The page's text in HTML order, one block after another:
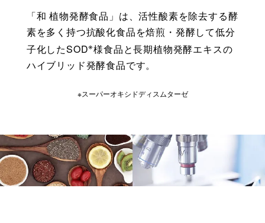
「和 植物発酵食品」は、活性酸素を除去する酵
素を多く持つ抗酸化食品を焙煎・発酵して低分
子化したSOD※様食品と長期植物発酵エキスの
ハイブリッド発酵食品です。
※スーパーオキシドディスムターゼ